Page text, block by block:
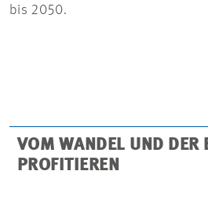
bis 2050.
VOM WANDEL UND DER
PROFITIEREN